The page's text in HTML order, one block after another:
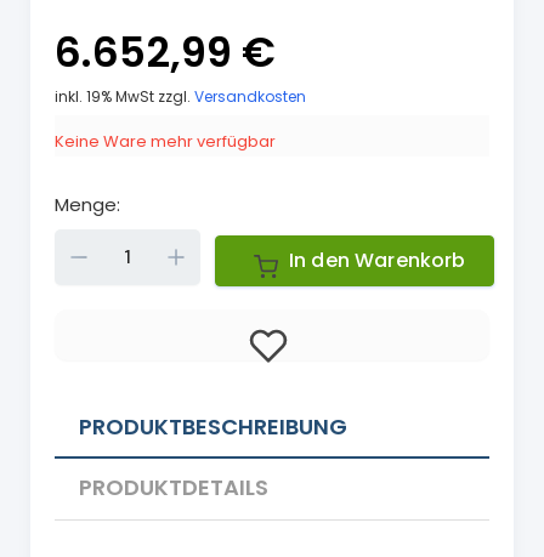
6.652,99 €
inkl. 19% MwSt zzgl. Versandkosten
Keine Ware mehr verfügbar
Menge:
Down In den Warenkorb
PRODUKTBESCHREIBUNG
PRODUKTDETAILS